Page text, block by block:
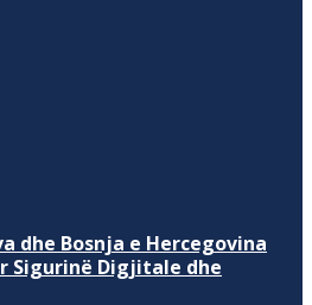
dhe Bosnja e Hercegovina
Sigurinë Digjitale dhe